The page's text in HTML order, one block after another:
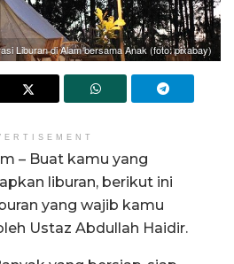
Liburan di Alam bersama Anak (foto: pixabay)
– Buat kamu yang
liburan, berikut ini
yang wajib kamu
Ustaz Abdullah Haidir.